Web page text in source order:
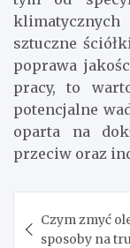
klimatycznych
sztuczne
poprawa
pracy, to
potencjalne
oparta na
przeciw oraz
wpisu
Czym zmyć
sposoby na